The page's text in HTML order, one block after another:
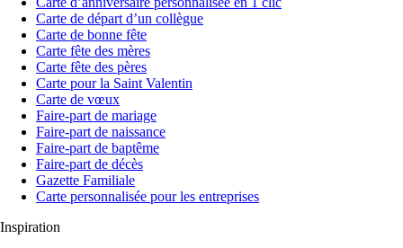
Carte de départ d’un collègue
Carte de bonne fête
Carte fête des mères
Carte fête des pères
Carte pour la Saint Valentin
Carte de vœux
Faire-part de mariage
Faire-part de naissance
Faire-part de baptême
Faire-part de décès
Gazette Familiale
Carte personnalisée pour les entreprises
Inspiration